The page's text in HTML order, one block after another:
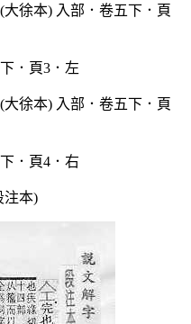
．頁3．左
．頁4．右
注本)